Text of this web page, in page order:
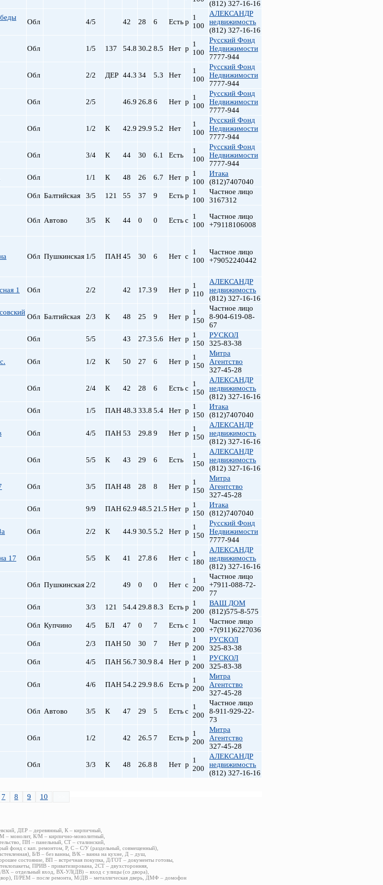
Приморская
Рыбацкое
Сенная пл.
Старая Деревня
ул. Дыбенко
Черная речка
Чкаловская
(812) 327-16-16
Обл 4/5 42 28 6 Естьр
1
100
АЛЕКСАНДР
недвижимость
(812) 327-16-16
Обл 1/5 137 54.8 30.2 8.5 Нет р
1
100
Русский Фонд
Недвижимости
7777-944
Обл 2/2 ДЕР 44.3 34 5.3 Нет
1
100
Русский Фонд
Недвижимости
7777-944
Обл 2/5 46.9 26.8 6 Нет р
1
100
Русский Фонд
Недвижимости
7777-944
Обл 1/2 К 42.9 29.9 5.2 Нет
1
100
Русский Фонд
Недвижимости
7777-944
Обл 3/4 К 44 30 6.1 Есть
1
100
Русский Фонд
Недвижимости
7777-944
Обл 1/1 К 48 26 6.7 Нет р 1
100
Итака
(812)7407040
Обл Балтийская 3/5 121 55 37 9 Естьр 1
100
Частное лицо
3167312
Обл Автово 3/5 К 44 0 0 Естьс
1
100
Частное лицо
+79118106008
Обл Пушкинская 1/5 ПАН45 30 6 Нет с
1
100
Частное лицо
+79052240442
1 Обл 2/2 42 17.3 9 Нет р
1
110
АЛЕКСАНДР
недвижимость
(812) 327-16-16
Обл Балтийская 2/3 К 48 25 9 Нет р
1
150
Частное лицо
8-904-619-08-
67
Обл 5/5 43 27.3 5.6 Нет р 1
150
РУСКОЛ
325-83-38
Обл 1/2 К 50 27 6 Нет р
1
150
Митра
Агентство
327-45-28
Обл 2/4 К 42 28 6 Естьс
1
150
АЛЕКСАНДР
недвижимость
(812) 327-16-16
Обл 1/5 ПАН48.3 33.8 5.4 Нет р 1
150
Итака
(812)7407040
Обл 4/5 ПАН53 29.8 9 Нет р
1
150
АЛЕКСАНДР
недвижимость
(812) 327-16-16
Обл 5/5 К 43 29 6 Есть
1
150
АЛЕКСАНДР
недвижимость
(812) 327-16-16
Обл 3/5 ПАН48 28 8 Нет р
1
150
Митра
Агентство
327-45-28
Обл 9/9 ПАН62.9 48.5 21.5 Нет р 1
150
Итака
(812)7407040
Обл 2/2 К 44.9 30.5 5.2 Нет р
1
150
Русский Фонд
Недвижимости
7777-944
17 Обл 5/5 К 41 27.8 6 Нет с
1
180
АЛЕКСАНДР
недвижимость
(812) 327-16-16
Обл Пушкинская 2/2 49 0 0 Нет с
1
200
Частное лицо
+7911-088-72-
77
Обл 3/3 121 54.4 29.8 8.3 Естьр 1
200
ВАШ ДОМ
(812)575-8-575
Обл Купчино 4/5 БЛ 47 0 7 Естьс
1
200
Частное лицо
+7(911)6227036
Обл 2/3 ПАН50 30 7 Нет р 1
200
РУСКОЛ
325-83-38
Обл 4/5 ПАН56.7 30.9 8.4 Нет р 1
200
РУСКОЛ
325-83-38
Обл 4/6 ПАН54.2 29.9 8.6 Естьр
1
200
Митра
Агентство
327-45-28
Обл Автово 3/5 К 47 29 5 Естьс
1
200
Частное лицо
8-911-929-22-
73
Обл 1/2 42 26.5 7 Естьр
1
200
Митра
Агентство
327-45-28
Обл 3/3 К 48 26.8 8 Нет р
1
200
АЛЕКСАНДР
недвижимость
(812) 327-16-16
7 8 9 10
ДЕР – деревянный, К – кирпичный,
– монолит, К/М – кирпично-монолитный,
ПН – панельный, СТ – сталинский,
фонд с кап. ремонтом, Р, С – С/У (раздельный, совмещенный),
Б/В – без ванны, В/К – ванна на кухне, Д – душ,
состояние, ВП – встречная покупка, Д/ГОТ – документы готовы,
ПРИВ - приватизирована, 2СТ – двухсторонняя,
– отдельный вход, ВХ-УЛ(ДВ) – вход с улицы (со двора),
П/РЕМ – после ремонта, М/ДВ – металлическая дверь, ДМФ – домофон